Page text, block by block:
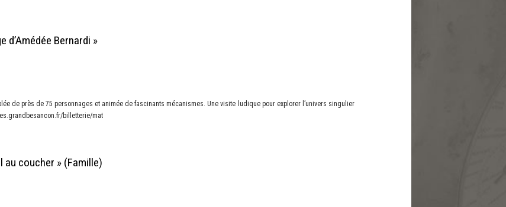
d’Amédée Bernardi »
de près de 75 personnages et animée de fascinants mécanismes. Une visite ludique pour explorer l’univers singulier
billetterie/mat
au coucher » (Famille)